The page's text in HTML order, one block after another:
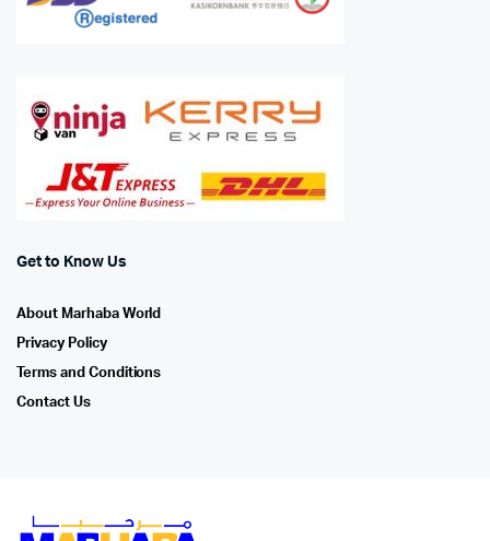
Get to Know Us
About Marhaba World
Privacy Policy
Terms and Conditions
Contact Us